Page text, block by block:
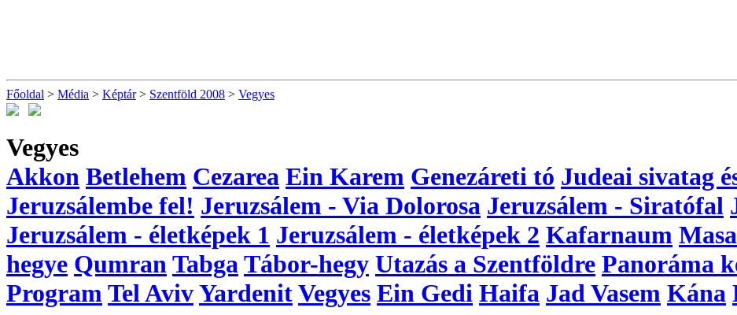
Főoldal > Média > Képtár> Szentföld 2008 > Vegyes
Vegyes
Akkon Betlehem Cezarea Ein Karem Genezáreti tó Judeai sivatag
Jeruzsálembe fel! Jeruzsálem - Via Dolorosa Jeruzsálem - Siratófal
Jeruzsálem - életképek 1 Jeruzsálem - életképek 2 Kafarnaum
hegye Qumran Tabga Tábor-hegy Utazás a Szentföldre Panoráma
Program Tel AvivYardenitVegyes Ein Gedi Haifa Jad Vasem Kána